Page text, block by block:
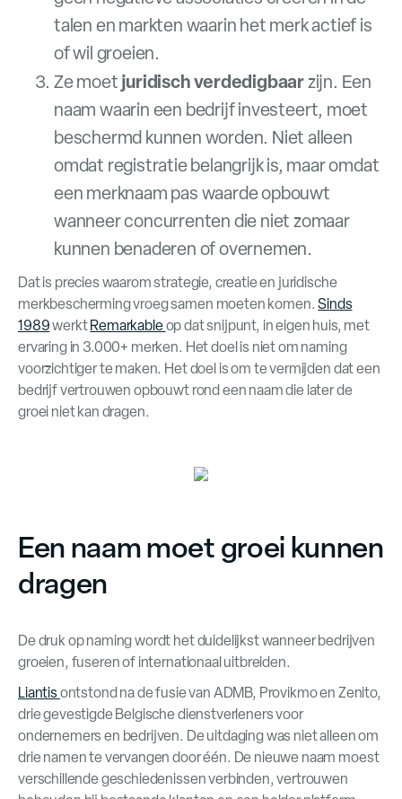
talen en markten waarin het merk actief is
of wil groeien.
Ze moetjuridisch verdedigbaarzijn. Een
naam waarin een bedrijf investeert, moet
beschermd kunnen worden. Niet alleen
omdat registratie belangrijk is, maar omdat
een merknaam pas waarde opbouwt
wanneer concurrenten die niet zomaar
kunnen benaderen of overnemen.
Dat is precies waarom strategie, creatie en juridische
merkbescherming vroeg samen moeten komen.Sinds
1989werktRemarkableop dat snijpunt, in eigen huis, met
ervaring in 3.000+ merken. Het doel is niet om naming
voorzichtiger te maken. Het doel is om te vermijden dat een
bedrijf vertrouwen opbouwt rond een naam die later de
groei niet kan dragen.
Een naam moet groei kunnen
dragen
De druk op naming wordt het duidelijkst wanneer bedrijven
groeien, fuseren of internationaal uitbreiden.
Liantisontstond na de fusie van ADMB, Provikmo en Zenito,
drie gevestigde Belgische dienstverleners voor
ondernemers en bedrijven. De uitdaging was niet alleen om
drie namen te vervangen door één. De nieuwe naam moest
verschillende geschiedenissen verbinden, vertrouwen